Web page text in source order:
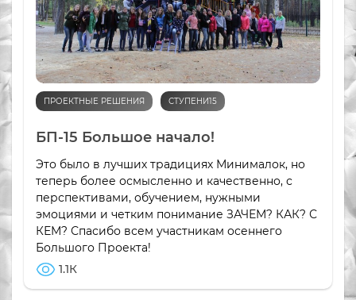
ПРОЕКТНЫЕ РЕШЕНИЯ СТУПЕНИ15
БП-15 Большое начало!
Это было в лучших традициях Минималок, но
теперь более осмысленно и качественно, с
перспективами, обучением, нужными
эмоциями и четким понимание ЗАЧЕМ? КАК? С
КЕМ? Спасибо всем участникам осеннего
Большого Проекта!
1.1К